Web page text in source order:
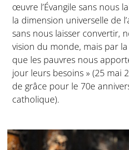
œuvre l’Évangile sans nous
la dimension universelle de
sans nous laisser convertir,
vision du monde, mais par
que les pauvres nous
jour leurs besoins » (25 mai
de grâce pour le 70e
catholique).